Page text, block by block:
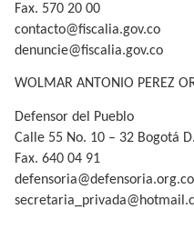
Fax. 570 20 00
contacto@fiscalia.gov.co
denuncie@fiscalia.gov.co
WOLMAR ANTONIO PEREZ
Defensor del Pueblo
Calle 55 No. 10 – 32 Bogotá
Fax. 640 04 91
defensoria@defensoria.org.co